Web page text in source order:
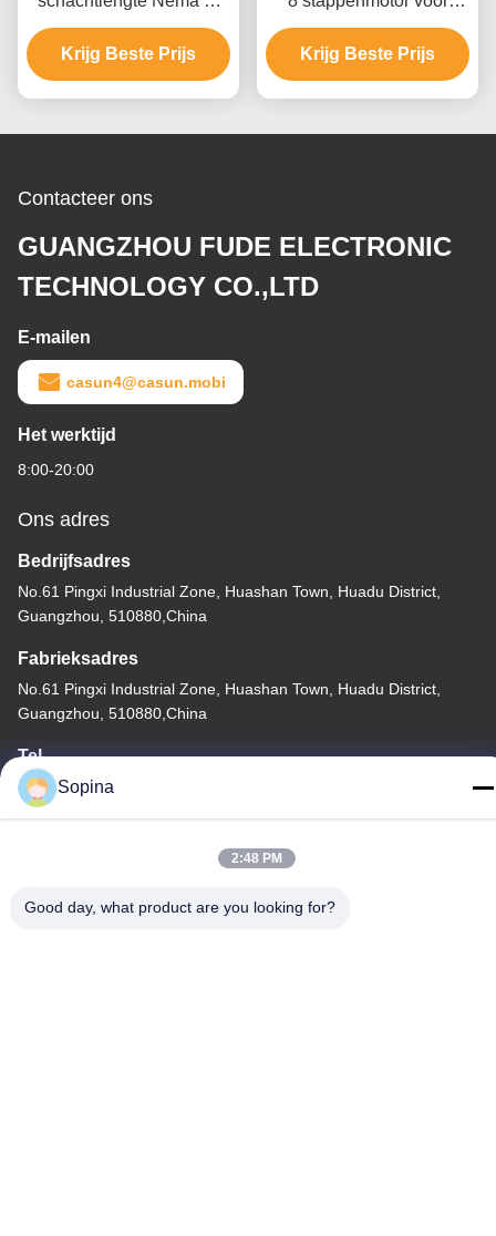
stapsmotor voor
precisieinstrumenten
Krijg Beste Prijs
scannerapparaat met CE
ROHS
Krijg Beste Prijs
Contacteer ons
GUANGZHOU FUDE ELECTRONIC
TECHNOLOGY CO.,LTD
E-mailen
casun4@casun.mobi
Het werktijd
8:00-20:00
Ons adres
Bedrijfsadres
No.61 Pingxi Industrial Zone, Huashan Town, Huadu District,
Guangzhou, 510880,China
Fabrieksadres
No.61 Pingxi Industrial Zone, Huashan Town, Huadu District,
Guangzhou, 510880,China
Tel.
86-13539447986
De Goede Kwaliteit van China hybride stappenmotor Leverancier.
Sopina
2:48 PM
Good day, what product are you looking for?